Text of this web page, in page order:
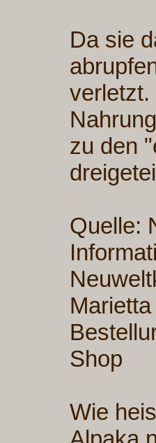
Da sie
verletzt.
zu den
Quelle:
Shop
Wie